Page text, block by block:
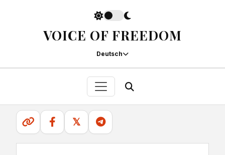
VOICE OF FREEDOM
Deutsch
𝕏